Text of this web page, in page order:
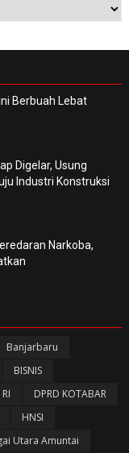
Berbuah Lebat
Digelar, Usung
Industri Konstruksi
Narkoba,
Banjarbaru
BISNIS
DPRD KOTABAR
HNSI
Utara Amuntai